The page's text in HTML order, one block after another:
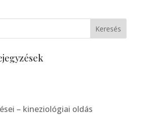
– kineziológiai oldás